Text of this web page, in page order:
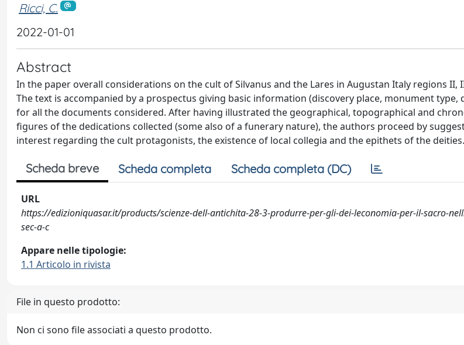
Ricci, C.
2022-01-01
Abstract
In the paper overall considerations on the cult of Silvanus and the Lares in Augustan Italy regions II,
The text is accompanied by a prospectus giving basic information (discovery place, monument
for all the documents considered. After having illustrated the geographical, topographical and
figures of the dedications collected (some also of a funerary nature), the authors proceed by
interest regarding the cult protagonists, the existence of local collegia and the epithets of the deities.
Scheda breve Scheda completa Scheda completa (DC)
URL
https://edizioniquasar.it/products/scienze-dell-antichita-28-3-produrre-per-gli-dei-leconomia-per-il-sacro-
sec-a-c
Appare nelle tipologie:
1.1 Articolo in rivista
File in questo prodotto:
Non ci sono file associati a questo prodotto.